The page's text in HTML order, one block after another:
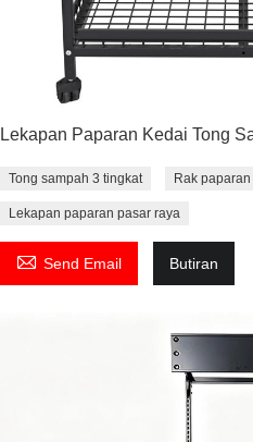
Lekapan Paparan Kedai Tong
Tong sampah 3 tingkat Rak
Lekapan paparan pasar raya
 Send Email Butiran